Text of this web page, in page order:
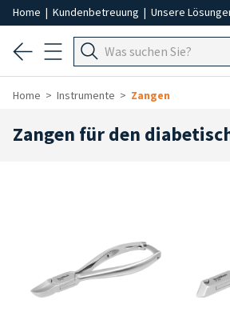
Home | Kundenbetreuung | Unsere
Home Instrumente Zangen
Zangen für den